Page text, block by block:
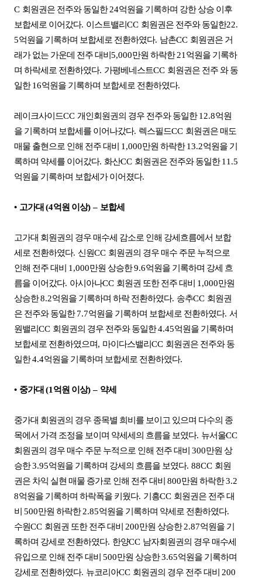
C 회원권은 전주와 동일한24억원을 기록하며 강한 상승 이후
보합세로 이어갔다. 이스트밸리 CC 회원권은 전주와 동일한22.
5억원을 기록하며 보합세로 전환하였다. 남촌CC 회원권은 거
래가 없는 가운데 전주 대비 5,000만원 하락한21 억원을 기록하
며 하락세로 전환하였다. 가평베네스트CC 회원권은 전주 와 동
일한16억원을 기록하며 보합세로 전환하였다.
레이크사이드CC 개인회원권의 경우 전주와 동일한12.8억원
을 기록하며 보합세를 이어나갔다. 렉스필드CC 회원권은 매도
매물 출현으로 인해 전주 대비 1,000만원 하락한13.2억원을 기
록하며 약세를 이어갔다. 화산CC 회원권은 전주와 동일한11.5
억원을 기록하며 보합세가 이어졌다.
• 고가대 (4억원 이상)– 보합세
고가대 회원권의 경우 매수세 감소로 인해 강세흐름에서 보합
세로 전환하였다. 신원CC 회원권의 경우 매수 주문 누적으로
인해 전주 대비 1,000만원 상승한9.6억원을 기록하며 강세 흐
름을 이어갔다. 아시아나CC 회원권 또한 전주 대비 1,000만원
상승한8.2억원을 기록하며 하락 전환하였다. 송추CC 회원권
은 전주와 동일한7.7억원을 기록하며 보합세로 전환하였다. 서
원밸리 CC 회원권의 경우 전주와 동일한4.45억원을 기록하며
보합세로 전환하였으며, 마이다스밸리 CC 회원권은 전주와 동
일한4.4억원을 기록하며 보합세로 전환하였다.
• 중가대 (1 억원 이상)– 약세
중가대 회원권의 경우 종목별 희비를 보이고 있으며 다수의 종
목에서 가격 조정을 보이며 약세세의 흐름을 보였다. 뉴서울CC
회원권의 경우 매수 주문 누적으로 인해 전주 대비 300만원 상
승한3.95억원을 기록하며 강세의 흐름을 보였다. 88CC 회원
권은 차익 실현 매물 증가로 인해 전주 대비 800만원 하락한3.2
8억원을 기록하며 하락폭을 키웠다. 기흥CC 회원권은 전주 대
비 500만원 하락한2.85억원을 기록하며 약세로 전환하였다.
수원CC 회원권 또한 전주 대비 200만원 상승한2.87억원을 기
록하며 강세로 전환하였다. 한양CC 남자회원권의 경우 매수세
유입으로 인해 전주 대비 500만원 상승한3.65억원을 기록하며
강세로 전환하였다. 뉴코리아CC 회원권의 경우 전주 대비 200